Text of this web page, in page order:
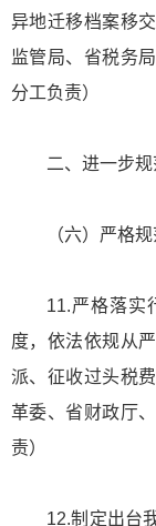
异地迁移档案移
监管局、省税务
分工负责）
二、进一步
（六）严格
11.严格落实
度，依法依规从
派、征收过头税
革委、省财政厅
责）
12.制定出台